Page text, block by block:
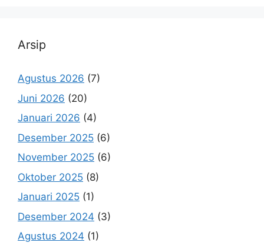
Arsip
Agustus 2026 (7)
Juni 2026 (20)
Januari 2026 (4)
Desember 2025 (6)
November 2025 (6)
Oktober 2025 (8)
Januari 2025 (1)
Desember 2024 (3)
Agustus 2024 (1)